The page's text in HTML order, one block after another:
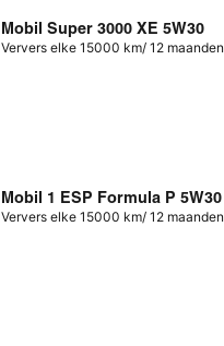
Mobil Super 3000 XE 5W30
Ververs elke 15000 km/ 12 maanden
Mobil 1 ESP Formula P 5W30
Ververs elke 15000 km/ 12 maanden